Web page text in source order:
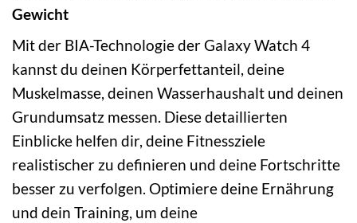
Gewicht
Mit der BIA-Technologie der Galaxy Watch 4
kannst du deinen Körperfettanteil, deine
Muskelmasse, deinen Wasserhaushalt und deinen
Grundumsatz messen. Diese detaillierten
Einblicke helfen dir, deine Fitnessziele
realistischer zu definieren und deine Fortschritte
besser zu verfolgen. Optimiere deine Ernährung
und dein Training, um deine